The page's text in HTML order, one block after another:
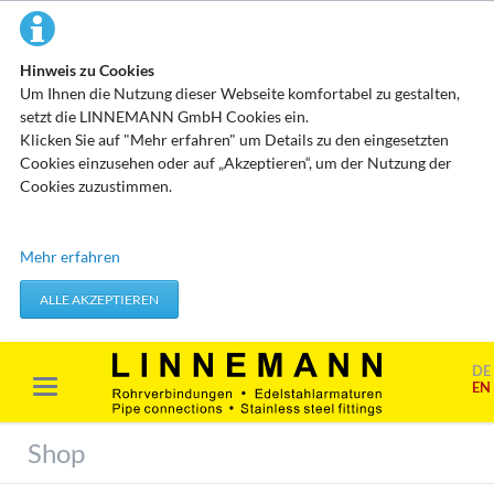
Hinweis zu Cookies
Um Ihnen die Nutzung dieser Webseite komfortabel zu gestalten,
setzt die LINNEMANN GmbH Cookies ein.
Klicken Sie auf "Mehr erfahren" um Details zu den eingesetzten
Cookies einzusehen oder auf „Akzeptieren“, um der Nutzung der
Cookies zuzustimmen.
Technisch erforderliche Cookies
werden verwendet um von Ihnen getätigte Aktionen, wie etwa das
Festlegen Ihrer Datenschutzeinstellungen zu übernehmen.
Erforderliche Cookies akzeptieren
Marketing & Analyse
ausgewertet werden. Das geschieht vor allem mit Cookies und mit
sogenannten Analyseprogrammen. Die Analyse Ihres Surf-
Mehr erfahren
ALLE AKZEPTIEREN
DE
EN
Shop